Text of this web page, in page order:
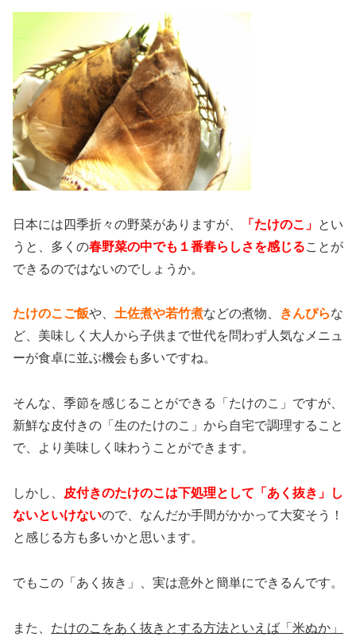
日本には四季折々の野菜がありますが、 「たけのこ」 とい
うと、多くの春野菜の中でも１番春らしさを感じることが
できるのではないのでしょうか。
たけのこご飯や、 土佐煮や若竹煮などの煮物、 きんぴらな
ど、美味しく大人から子供まで世代を問わず人気なメニュ
ーが食卓に並ぶ機会も多いですね。
そんな、季節を感じることができる「たけのこ」ですが、
新鮮な皮付きの「生のたけのこ」から自宅で調理すること
で、より美味しく味わうことができます。
しかし、
皮付きのたけのこは下処理として「あく抜き」し
ないといけないので、なんだか手間がかかって大変そう！
と感じる方も多いかと思います。
でもこの「あく抜き」、実は意外と簡単にできるんです。
また、 たけのこをあく抜きとする方法といえば「米ぬか」